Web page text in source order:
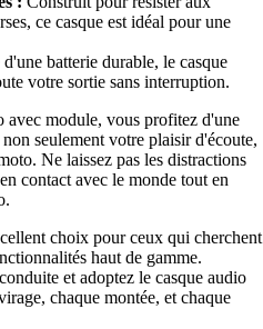
ce casque est idéal pour une
batterie durable, le casque
votre sortie sans interruption.
avec module, vous profitez d'une
seulement votre plaisir d'écoute,
Ne laissez pas les distractions
contact avec le monde tout en
choix pour ceux qui cherchent
haut de gamme.
et adoptez le casque audio
chaque montée, et chaque